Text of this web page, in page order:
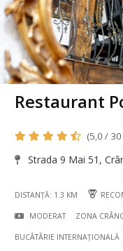
Restaurant
(5,0 /
Strada 9 Mai 51,
DISTANȚĂ: 1.3 KM
MODERAT ZONA
BUCÃTÃRIE INTERNAȚIONALĂ